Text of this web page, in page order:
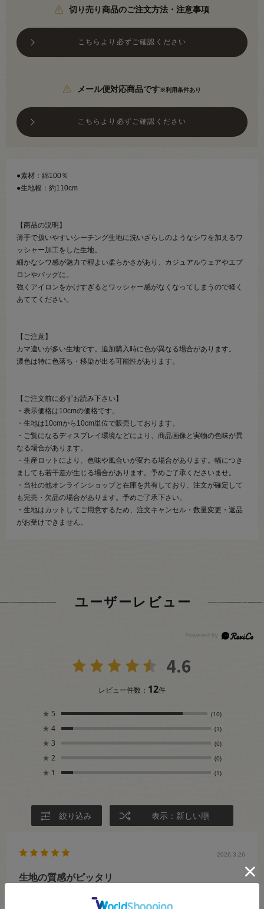
切り売り商品のご注文方法・注意事項
こちらより必ずご確認ください
メール便対応商品です※利用条件あり
こちらより必ずご確認ください
●素材：綿100％
●生地幅：約110cm
【商品の説明】
薄手で扱いやすいシーチング生地に洗いざらしのようなシワを加えるワ
ッシャー加工をした生地。
細かなシワ感が魅力で程よい柔らかさがあり、カジュアルウェアやエプ
ロンやバッグに。
強くアイロンをかけすぎるとワッシャー感がなくなってしまうので軽く
あててください。
【ご注意】
カマ違いが多い生地です。追加購入時に色が異なる場合があります。
濃色は特に色落ち・移染が出る可能性があります。
【ご注文前に必ずお読み下さい】
・表示価格は10cmの価格です。
・生地は10cmから10cm単位で販売しております。
・ご覧になるディスプレイ環境などにより、商品画像と実物の色味が異
なる場合があります。
・生産ロットにより、色味や風合いが変わる場合があります。幅につき
ましても若干差が生じる場合があります。予めご了承くださいませ。
・当社の他オンラインショップと在庫を共有しており、注文が確定して
も完売・欠品の場合があります。予めご了承下さい。
・生地はカットしてご用意するため、注文キャンセル・数量変更・返品
がお受けできません。
ユーザーレビュー
4.6
レビュー件数： 12件
★ 5 (10)
★ 4 (1)
★ 3 (0)
★ 2 (0)
★ 1 (1)
絞り込み 表示：新しい順
2026.3.26
生地の質感がピッタリ